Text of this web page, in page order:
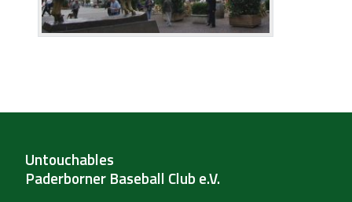
Untouchables
Paderborner Baseball Club e.V.